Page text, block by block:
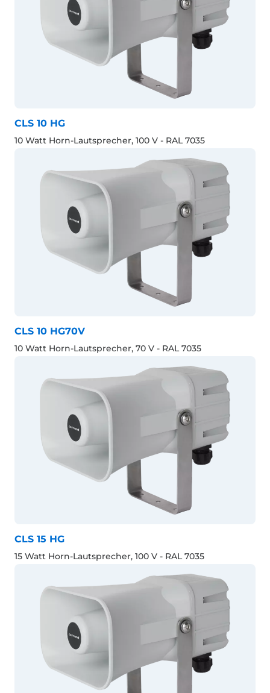
CLS 10 HG
10 Watt Horn-Lautsprecher, 100 V - RAL 7035
CLS 10 HG70V
10 Watt Horn-Lautsprecher, 70 V - RAL 7035
CLS 15 HG
15 Watt Horn-Lautsprecher, 100 V - RAL 7035